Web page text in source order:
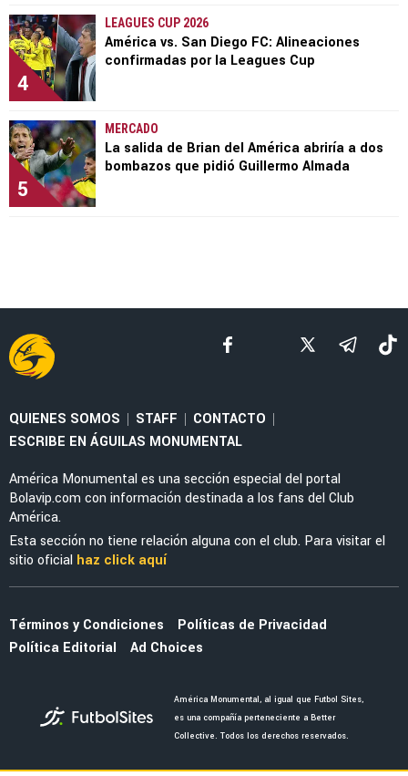
4
LEAGUES CUP 2026
América vs. San Diego FC: Alineaciones
confirmadas por la Leagues Cup
5
MERCADO
La salida de Brian del América abriría a dos
bombazos que pidió Guillermo Almada
QUIENES SOMOS | STAFF | CONTACTO |
ESCRIBE EN ÁGUILAS MONUMENTAL
América Monumental es una sección especial del portal
Bolavip.com con información destinada a los fans del Club
América.
Esta sección no tiene relación alguna con el club. Para visitar el
sitio oficial haz click aquí
Términos y Condiciones
Políticas de Privacidad
Política Editorial
Ad Choices
América Monumental, al igual que Futbol Sites,
es una compañía perteneciente a Better
Collective. Todos los derechos reservados.